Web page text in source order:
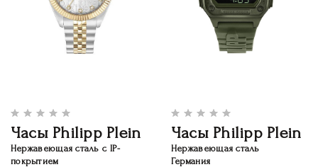
Часы Philipp Plein
Нержавеющая сталь c IP-
покрытием
Часы Philipp Plein
Нержавеющая сталь
Германия